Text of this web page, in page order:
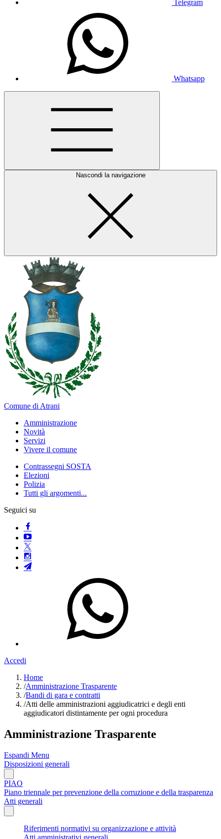
Telegram
Whatsapp
Nascondi la navigazione
Comune di Atrani
Amministrazione
Novità
Servizi
Vivere il comune
Contrassegni SOSTA
Elezioni
Polizia
Tutti gli argomenti...
Seguici su
Accedi
Home
/Amministrazione Trasparente
/Bandi di gara e contratti
/Atti delle amministrazioni aggiudicatrici e degli enti
aggiudicatori distintamente per ogni procedura
Amministrazione Trasparente
Espandi Menu
Disposizioni generali
PIAO
Piano triennale per prevenzione della corruzione e della trasparenza
Atti generali
Riferimenti normativi su organizzazione e attività
Atti amministrativi generali